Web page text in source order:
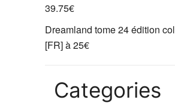
39.75€
Dreamland tome 24 édition
[FR] à 25€
Categories